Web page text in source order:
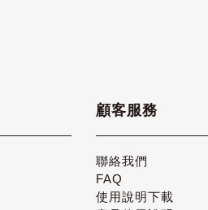
顧客服務
聯絡我們
FAQ
使用說明下載